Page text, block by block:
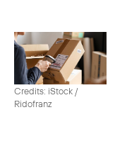
Credits: iStock /
Ridofranz